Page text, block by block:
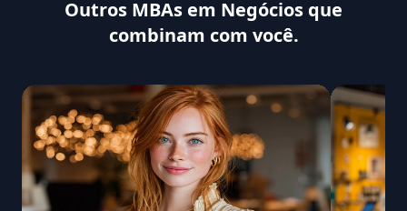
Outros MBAs em Negócios que
combinam com você.